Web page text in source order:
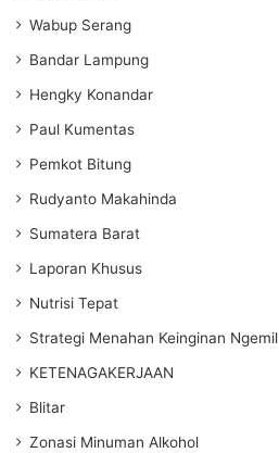
Wabup Serang
Bandar Lampung
Hengky Konandar
Paul Kumentas
Pemkot Bitung
Rudyanto Makahinda
Sumatera Barat
Laporan Khusus
Nutrisi Tepat
Strategi Menahan Keinginan Ngemil
KETENAGAKERJAAN
Blitar
Zonasi Minuman Alkohol